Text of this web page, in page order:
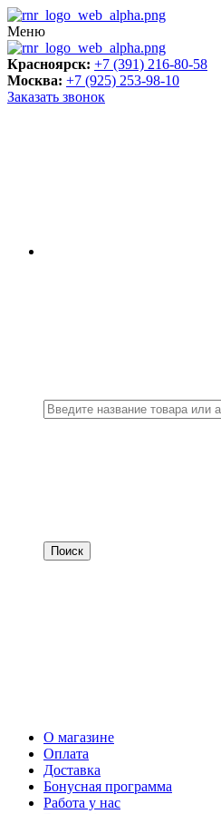
Меню
Красноярск: +7 (391) 216-80-58
Москва: +7 (925) 253-98-10
Заказать звонок
О магазине
Оплата
Доставка
Бонусная программа
Работа у нас